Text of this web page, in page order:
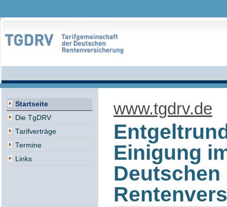
Startseite
Die TgDRV
Tarifverträge
Termine
Links
www.tgdrv.de
Einigung
Deutschen